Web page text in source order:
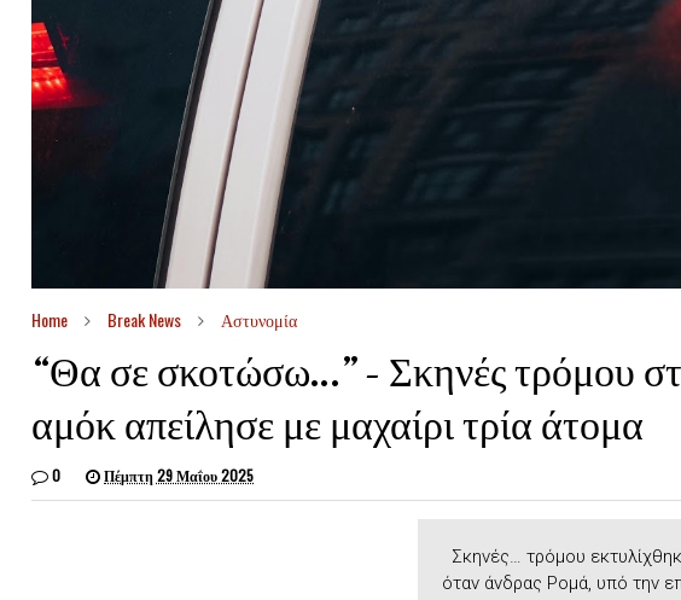
Home Break News Αστυνομία
“Θα σε σκοτώσω…” – Σκηνές τρόμου
αμόκ απείλησε με μαχαίρι τρία άτομα
0 Πέμπτη 29 Μαΐου 2025
Σκηνές… τρόμου
όταν άνδρας Ρομά, υπό την